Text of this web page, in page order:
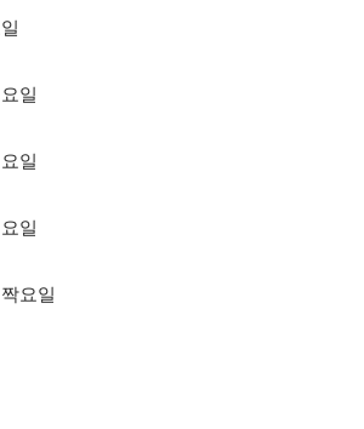
일
일
일
요일